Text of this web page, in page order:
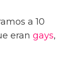
a 10
eran gays,